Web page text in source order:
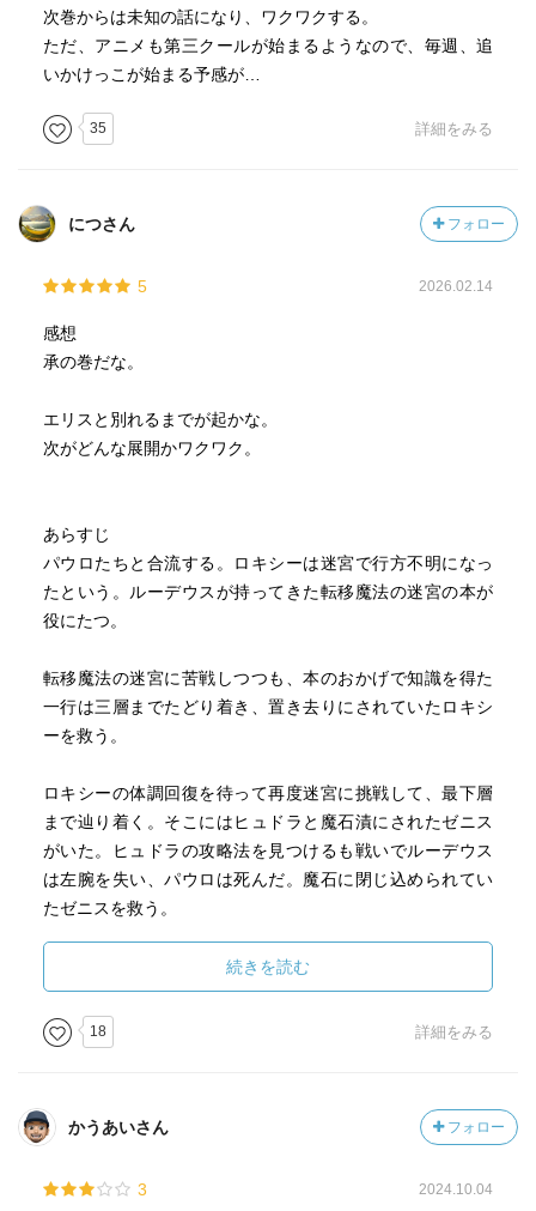
次巻からは未知の話になり、ワクワクする。
ただ、アニメも第三クールが始まるようなので、毎週、追
いかけっこが始まる予感が…
35 詳細をみる
につさん フォロー
5 2026.02.14
感想
承の巻だな。
エリスと別れるまでが起かな。
次がどんな展開かワクワク。
あらすじ
パウロたちと合流する。ロキシーは迷宮で行方不明になっ
たという。ルーデウスが持ってきた転移魔法の迷宮の本が
役にたつ。
転移魔法の迷宮に苦戦しつつも、本のおかげで知識を得た
一行は三層までたどり着き、置き去りにされていたロキシ
ーを救う。
ロキシーの体調回復を待って再度迷宮に挑戦して、最下層
まで辿り着く。そこにはヒュドラと魔石漬にされたゼニス
がいた。ヒュドラの攻略法を見つけるも戦いでルーデウス
は左腕を失い、パウロは死んだ。魔石に閉じ込められてい
たゼニスを救う。
ゼニスは記憶も言葉も全て失う廃人になっていた。ルーデ
ウスもその事実にショックを受けて廃人になる。心配した
ロキシーは自分の身をルーデウスに捧げて立ち直らせる。
ロキシーは身を引こうと思っていたが、エリナリーゼから
する。シルフィもロキシーを受け入れる。
生まれたことを報告する。
続きを読む
18 詳細をみる
かうあいさん フォロー
3 2024.10.04